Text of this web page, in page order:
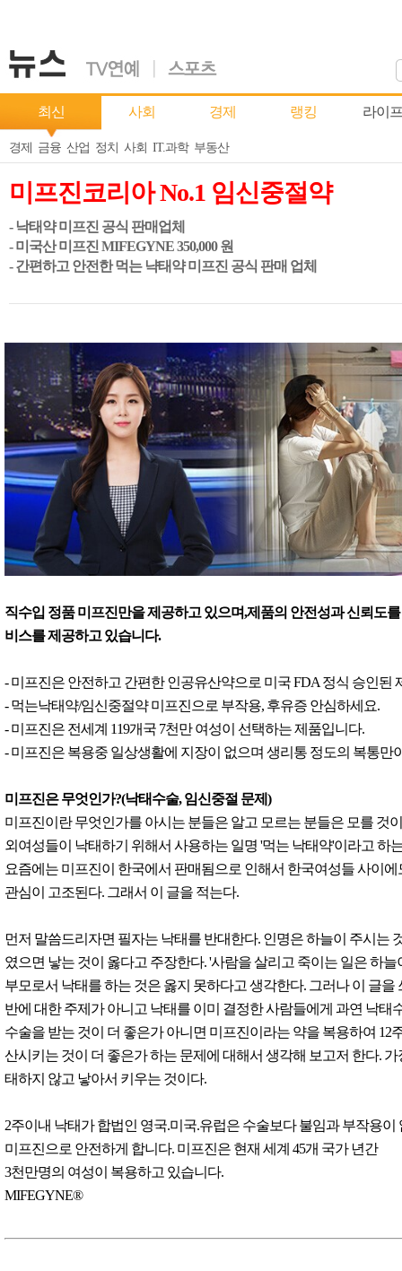
최신 사회 경제 랭킹 라이프
경제 금융 산업 정치 사회 IT.과학 부동산
미프진코리아 No.1 임신중절약
- 낙태약 미프진 공식 판매업체
- 미국산 미프진 MIFEGYNE 350,000 원
- 간편하고 안전한 먹는 냑태약 미프진 공식 판매 업체
직수입 정품 미프진만을 제공하고 있으며,제품의 안전성과 신뢰도
비스를 제공하고 있습니다.
- 미프진은 안전하고 간편한 인공유산약으로 미국 FDA 정식 승인된
- 먹는낙태약/임신중절약 미프진으로 부작용, 후유증 안심하세요.
- 미프진은 전세계 119개국 7천만 여성이 선택하는 제품입니다.
- 미프진은 복용중 일상생활에 지장이 없으며 생리통 정도의 복통만
미프진은 무엇인가?(낙태수술, 임신중절 문제)
미프진이란 무엇인가를 아시는 분들은 알고 모르는 분들은 모를 것
외여성들이 낙태하기 위해서 사용하는 일명 '먹는 낙태약'이라고 하
요즘에는 미프진이 한국에서 판매됨으로 인해서 한국여성들 사이
관심이 고조된다. 그래서 이 글을 적는다.
먼저 말씀드리자면 필자는 낙태를 반대한다. 인명은 하늘이 주시는
였으면 낳는 것이 옳다고 주장한다. '사람을 살리고 죽이는 일은 하늘
부모로서 낙태를 하는 것은 옳지 못하다고 생각한다. 그러나 이 글을
반에 대한 주제가 아니고 낙태를 이미 결정한 사람들에게 과연 낙태
수술을 받는 것이 더 좋은가 아니면 미프진이라는 약을 복용하여 12
산시키는 것이 더 좋은가 하는 문제에 대해서 생각해 보고저 한다. 가
태하지 않고 낳아서 키우는 것이다.
2주이내 낙태가 합법인 영국.미국.유럽은 수술보다 불임과 부작용이
미프진으로 안전하게 합니다. 미프진은 현재 세계 45개 국가 년간
3천만명의 여성이 복용하고 있습니다.
MIFEGYNE®